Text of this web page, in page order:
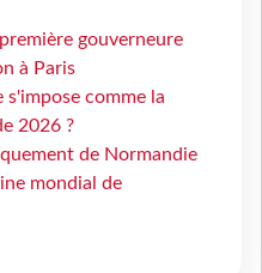
gouverneure
à Paris
s'impose comme la
2026 ?
de Normandie
mondial de